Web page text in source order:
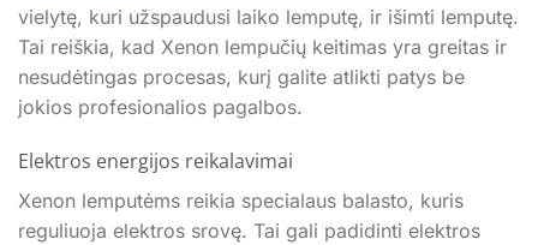
vielytę, kuri užspaudusi laiko lemputę, ir išimti lemputę.
Tai reiškia, kad Xenon lempučių keitimas yra greitas ir
nesudėtingas procesas, kurį galite atlikti patys be
jokios profesionalios pagalbos.
Elektros energijos reikalavimai
Xenon lemputėms reikia specialaus balasto, kuris
reguliuoja elektros srovę. Tai gali padidinti elektros